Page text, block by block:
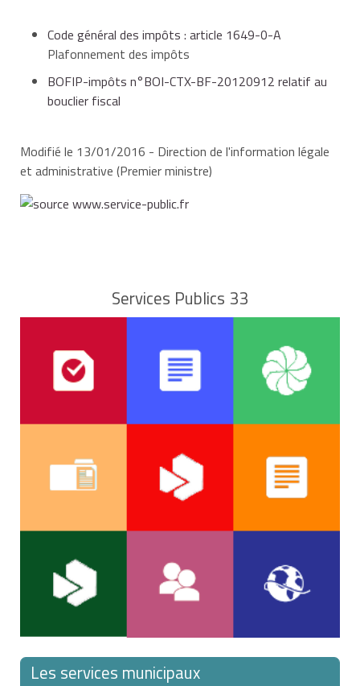
Code général des impôts : article 1649-0-A
Plafonnement des impôts
BOFIP-impôts n°BOI-CTX-BF-20120912 relatif au
bouclier fiscal
Modifié le 13/01/2016 - Direction de l'information légale
et administrative (Premier ministre)
Services Publics 33
Les services municipaux